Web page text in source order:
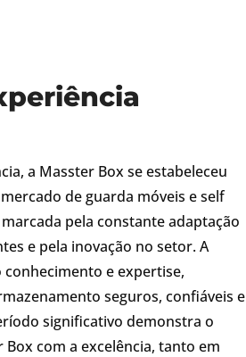
a Masster Box se estabeleceu
de guarda móveis e self
pela constante adaptação
e pela inovação no setor. A
e expertise,
seguros, confiáveis e
significativo demonstra o
com a excelência, tanto em